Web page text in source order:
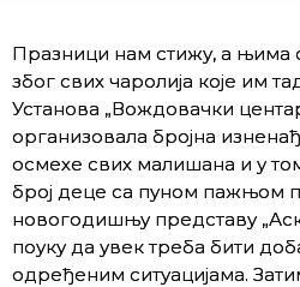
Празници нам стижу, а њима
због свих чаролија које им
Установа „Вождовачки
организовала бројна
осмехе свих малишана и у
број деце са пуном пажњом
новогодишњу представу
поуку да увек треба бити
одређеним ситуацијама.